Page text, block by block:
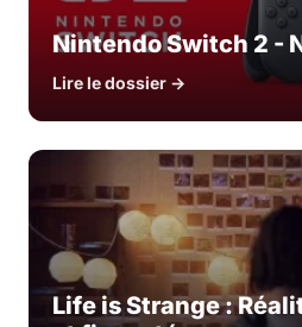
Nintendo Switch 2 -
Lire le dossier →
Life is Strange :